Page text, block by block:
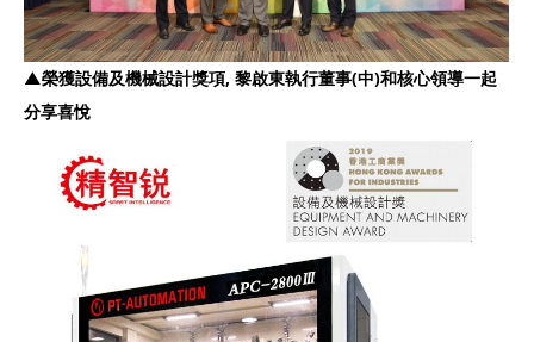
▲榮獲設備及機械設計獎項,黎啟東執行董事(中)和核心領導一起
分享喜悅